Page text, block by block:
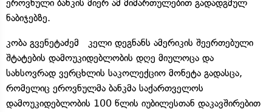
ეროვნული ბანკის მიერ ამ მიმართულებით გადადგმულ
ნაბიჯებზე.
კობა გვენეტაძემ კელი დეგნანს ამერიკის შეერთებული
შტატების დამოუკიდებლობის დღე მიულოცა და
სახსოვრად ვერცხლის საკოლექციო მონეტა გადასცა,
რომელიც ეროვნულმა ბანკმა საქართველოს
დამოუკიდებლობის 100 წლის იუბილესთან დაკავშირებით